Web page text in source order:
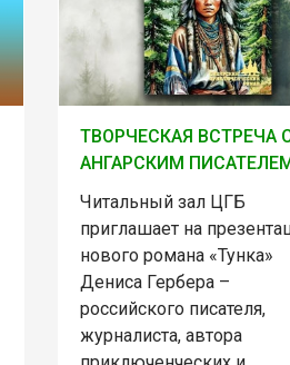
ТВОРЧЕСКАЯ ВСТРЕЧА
АНГАРСКИМ ПИСАТЕЛЕМ
Читальный зал ЦГБ
приглашает на
нового романа «Тунка»
Дениса Гербера –
российского писателя,
журналиста, автора